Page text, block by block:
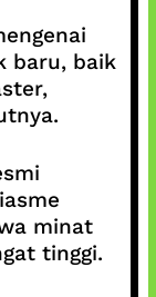
baru, baik
minat
tinggi.